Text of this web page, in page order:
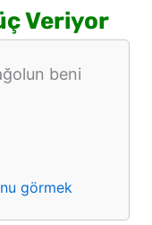
Veriyor
beni
görmek